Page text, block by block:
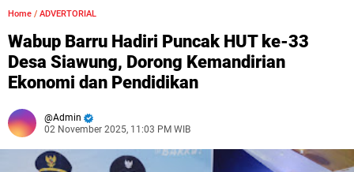
Home / ADVERTORIAL
Wabup Barru Hadiri Puncak HUT ke-33
Desa Siawung, Dorong Kemandirian
Ekonomi dan Pendidikan
Admin
02 November 2025, 11:03 PM WIB